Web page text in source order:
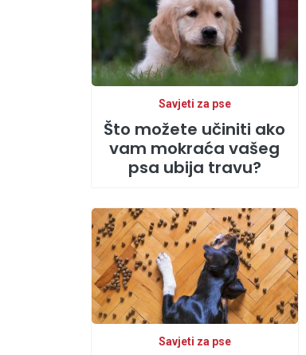
Savjeti za pse
Što možete učiniti ako
vam mokraća vašeg
psa ubija travu?
Savjeti za pse